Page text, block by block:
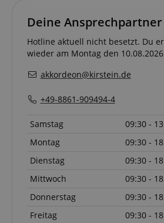
Deine Ansprechpartner
Hotline aktuell nicht besetzt. Du
wieder am Montag den
akkordeon@kirstein.de
+49-8861-909494-4
Samstag
09:30 -
Montag
09:30 -
Dienstag
09:30 -
Mittwoch
09:30 -
Donnerstag
09:30 -
Freitag
09:30 -